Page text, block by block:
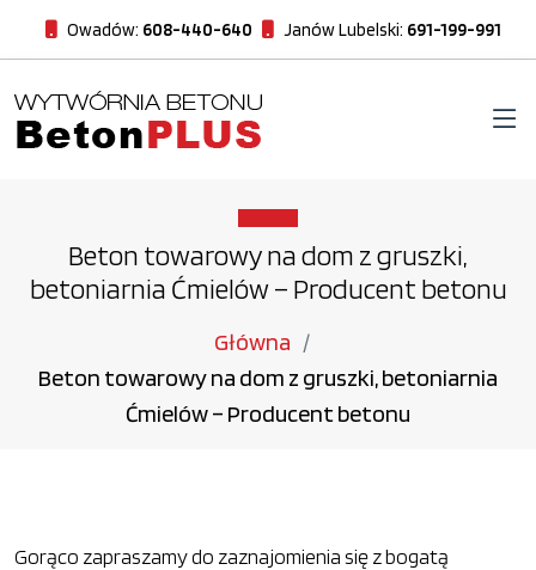
Owadów: 608-440-640 Janów Lubelski: 691-199-991
Beton towarowy na dom z gruszki,
betoniarnia Ćmielów – Producent betonu
Główna
Beton towarowy na dom z gruszki, betoniarnia
Ćmielów – Producent betonu
Gorąco zapraszamy do zaznajomienia się z bogatą